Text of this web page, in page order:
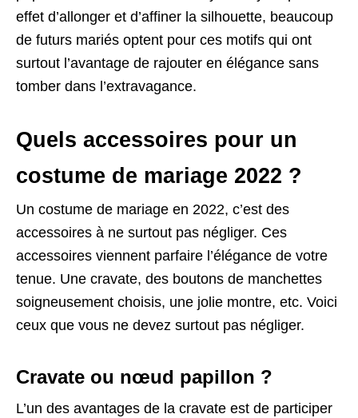
effet d’allonger et d’affiner la silhouette, beaucoup
de futurs mariés optent pour ces motifs qui ont
surtout l’avantage de rajouter en élégance sans
tomber dans l’extravagance.
Quels accessoires pour un
costume de mariage 2022 ?
Un costume de mariage en 2022, c’est des
accessoires à ne surtout pas négliger. Ces
accessoires viennent parfaire l’élégance de votre
tenue. Une cravate, des boutons de manchettes
soigneusement choisis, une jolie montre, etc. Voici
ceux que vous ne devez surtout pas négliger.
Cravate ou nœud papillon ?
L’un des avantages de la cravate est de participer